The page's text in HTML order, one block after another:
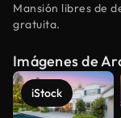
Mansión libres de
gratuita.
Imágenes de
iStock